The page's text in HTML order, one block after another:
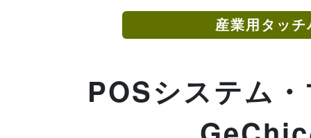
産業用タッ
POSシステム